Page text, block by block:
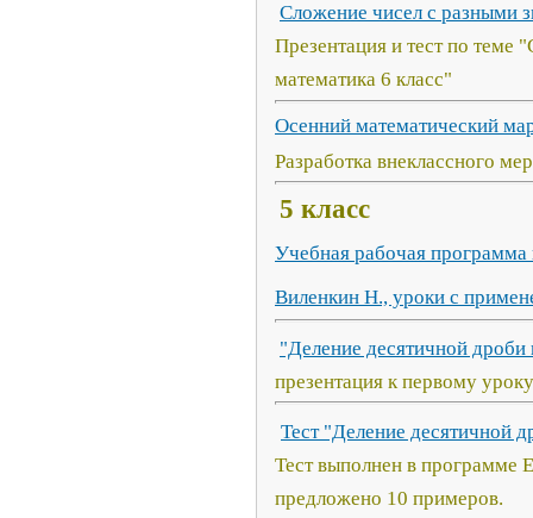
Сложение чисел с разными
Презентация и тест по теме
математика 6 класс"
Осенний математический
Разработка внеклассного
5 класс
Учебная рабочая
Виленкин Н., уроки с
"Деление десятичной дроби
презентация к первому
Тест "Деление десятичной
Тест выполнен в программе
предложено 10 примеров.